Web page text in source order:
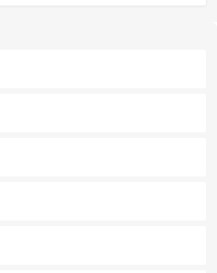
ーカーズは地元の風情を楽しめる外せないスポット